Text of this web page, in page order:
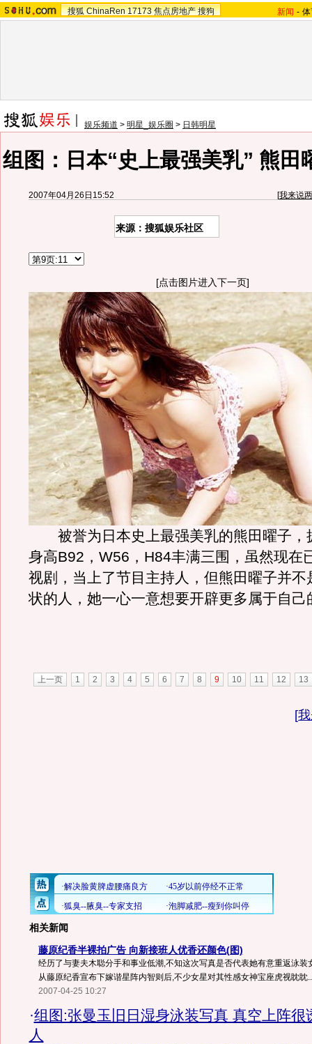
搜狐 ChinaRen 17173 焦点房地产 搜狗 新闻 -
娱乐频道 > 明星_娱乐圈 > 日韩明星
组图：日本“史上最强美乳” 熊田
2007年04月26日15:52 [我来说
来源：搜狐娱乐社区
[点击图片进入下一页]
被誉为日本史上最强美乳的熊田曜子，
身高B92，W56，H84丰满三围，虽然现在
视剧，当上了节目主持人，但熊田曜子并不
状的人，她一心一意想要开辟更多属于自己
上一页 1 2 3 4 5 6 7 8 9 10 11 12 13
[
相关新闻
藤原纪香半裸拍广告 向新接班人优香还颜色(图)
经历了与妻夫木聪分手和事业低潮,不知这次写真是否代表她有意重返泳装
从藤原纪香宣布下嫁谐星阵内智则后,不少女星对其性感女神宝座虎视眈眈
2007-04-25 10:27
·组图:张曼玉旧日湿身泳装写真 真空上阵很
人